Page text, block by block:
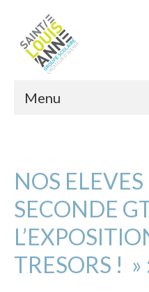
Menu
NOS ELEVES
SECONDE
TRESORS ! »